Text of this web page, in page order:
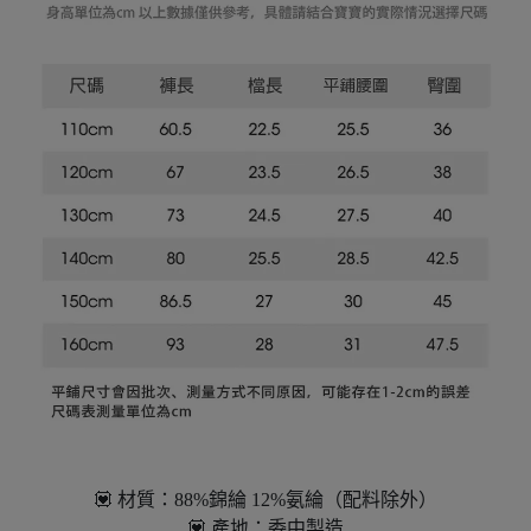
💟 材質：88%錦綸 12%氨綸（配料除外）